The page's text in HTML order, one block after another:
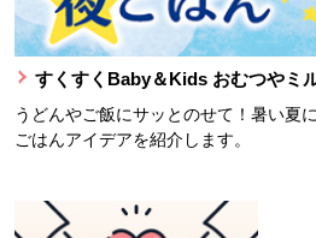
すくすくBaby＆Kids おむつやミ
うどんやご飯にサッとのせて！暑い夏
ごはんアイデアを紹介します。